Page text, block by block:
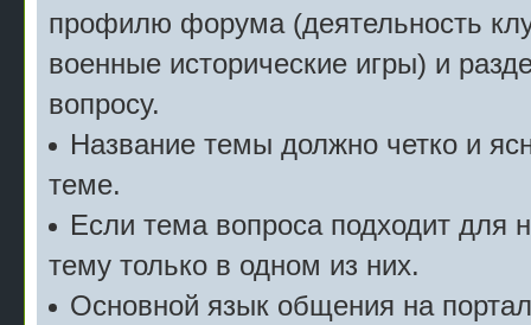
профилю форума (деятельность
военные исторические игры) и
вопросу.
Название темы должно четко и
теме.
Если тема вопроса подходит для
тему только в одном из них.
Основной язык общения на